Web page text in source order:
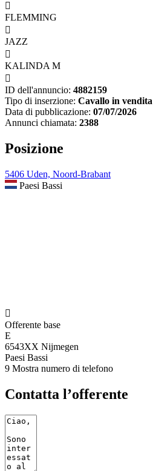

FLEMMING

JAZZ

KALINDA M

ID dell'annuncio: 4882159
Tipo di inserzione: Cavallo in vendita
Data di pubblicazione: 07/07/2026
Annunci chiamata: 2388
Posizione
5406 Uden, Noord-Brabant
Paesi Bassi

Offerente base
E
6543XX Nijmegen
Paesi Bassi
9 Mostra numero di telefono
Contatta l’offerente